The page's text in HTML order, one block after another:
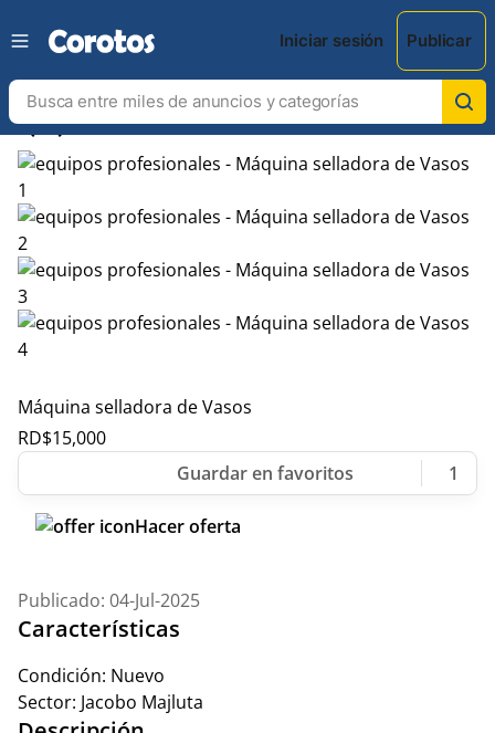
Iniciar sesión Publicar
chevron_leftchevron_right
Máquina selladora de Vasos
RD$15,000
1
Hacer oferta
Publicado: 04-Jul-2025
Características
Condición: Nuevo
Sector: Jacobo Majluta